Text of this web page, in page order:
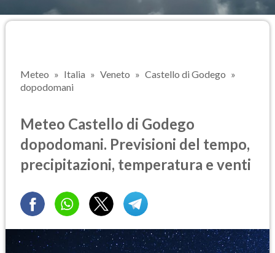
Meteo Italia Veneto
Castello di Godego
dopodomani
Meteo Castello di Godego
dopodomani. Previsioni del tempo,
precipitazioni, temperatura e venti